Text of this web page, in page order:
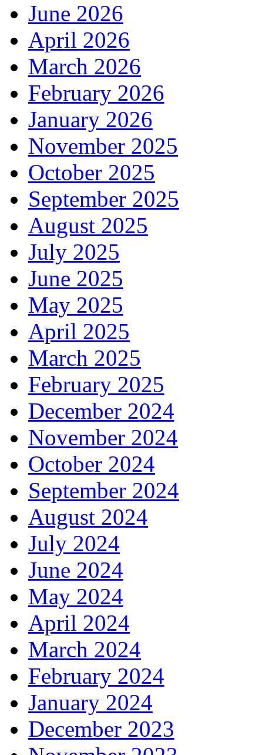
June 2026
April 2026
March 2026
February 2026
January 2026
November 2025
October 2025
September 2025
August 2025
July 2025
June 2025
May 2025
April 2025
March 2025
February 2025
December 2024
November 2024
October 2024
September 2024
August 2024
July 2024
June 2024
May 2024
April 2024
March 2024
February 2024
January 2024
December 2023